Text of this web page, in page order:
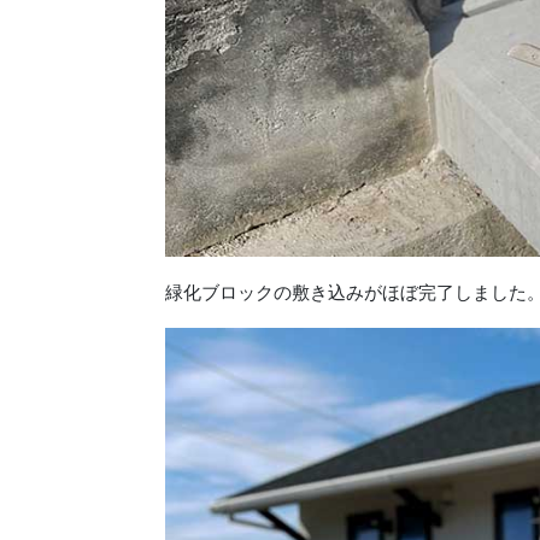
緑化ブロックの敷き込みがほぼ完了しました